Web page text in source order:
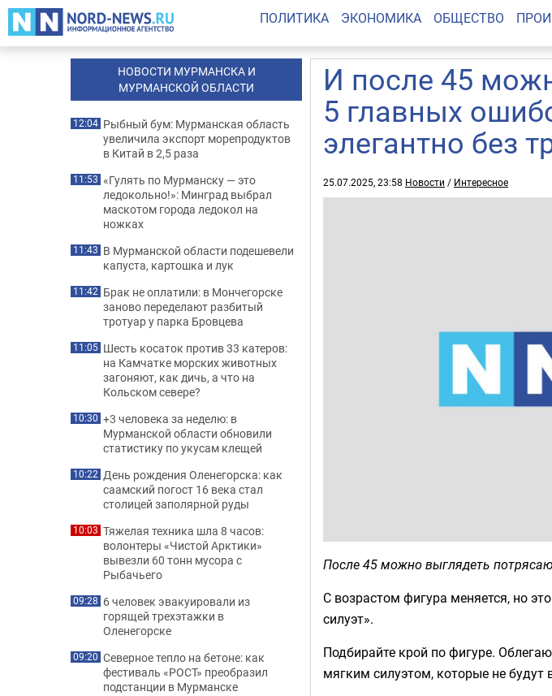
ПОЛИТИКА ЭКОНОМИКА ОБЩЕСТВО
И после 45
5 главных
элегантно без
25.07.2025, 23:58 Новости / Интересное
После 45 можно выглядеть
С возрастом фигура меняется, но
силуэт».
Подбирайте крой по фигуре.
мягким силуэтом, которые не будут
НОВОСТИ МУРМАНСКА И
МУРМАНСКОЙ ОБЛАСТИ
12:04 Рыбный бум: Мурманская область
увеличила экспорт морепродуктов
в Китай в 2,5 раза
11:53 «Гулять по Мурманску — это
ледокольно!»: Минград выбрал
маскотом города ледокол на
ножках
11:43 В Мурманской области подешевели
капуста, картошка и лук
11:42 Брак не оплатили: в Мончегорске
заново переделают разбитый
тротуар у парка Бровцева
11:05 Шесть косаток против 33 катеров:
на Камчатке морских животных
загоняют, как дичь, а что на
Кольском севере?
10:30 +3 человека за неделю: в
Мурманской области обновили
статистику по укусам клещей
10:22 День рождения Оленегорска: как
саамский погост 16 века стал
столицей заполярной руды
10:03 Тяжелая техника шла 8 часов:
волонтеры «Чистой Арктики»
вывезли 60 тонн мусора с
Рыбачьего
09:28 6 человек эвакуировали из
горящей трехэтажки в
Оленегорске
09:20 Северное тепло на бетоне: как
фестиваль «РОСТ» преобразил
подстанции в Мурманске